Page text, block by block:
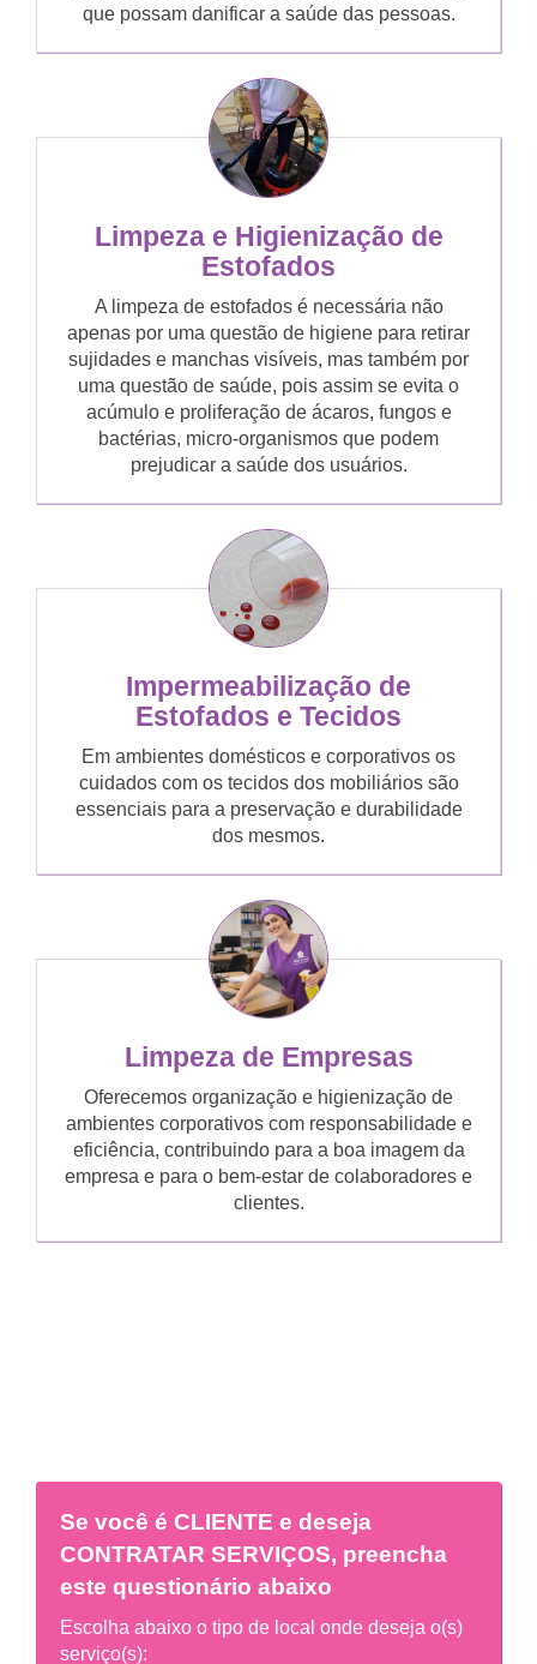
que possam danificar a saúde das pessoas.
Limpeza e Higienização de
Estofados
A limpeza de estofados é necessária não
apenas por uma questão de higiene para retirar
sujidades e manchas visíveis, mas também por
uma questão de saúde, pois assim se evita o
acúmulo e proliferação de ácaros, fungos e
bactérias, micro-organismos que podem
prejudicar a saúde dos usuários.
Impermeabilização de
Estofados e Tecidos
Em ambientes domésticos e corporativos os
cuidados com os tecidos dos mobiliários são
essenciais para a preservação e durabilidade
dos mesmos.
Limpeza de Empresas
Oferecemos organização e higienização de
ambientes corporativos com responsabilidade e
eficiência, contribuindo para a boa imagem da
empresa e para o bem-estar de colaboradores e
clientes.
Se você é CLIENTE e deseja
CONTRATAR SERVIÇOS, preencha
este questionário abaixo
Escolha abaixo o tipo de local onde deseja o(s)
serviço(s):